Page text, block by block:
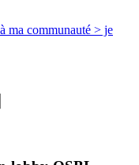
ma communauté > je